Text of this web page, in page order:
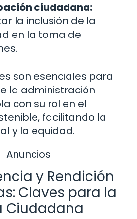
ciudadana:
la inclusión de la
en la toma de
son esenciales para
la administración
con su rol en el
facilitando la
y la equidad.
Anuncios
y Rendición
Claves para la
Ciudadana